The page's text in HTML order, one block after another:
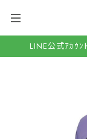
LINE公式ｱｶｳ